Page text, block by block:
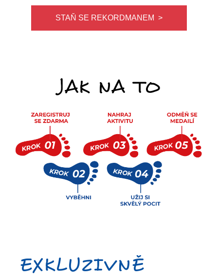
STAŇ SE REKORDMANEM >
JAK NA TO
EXKLUZIVNĚ